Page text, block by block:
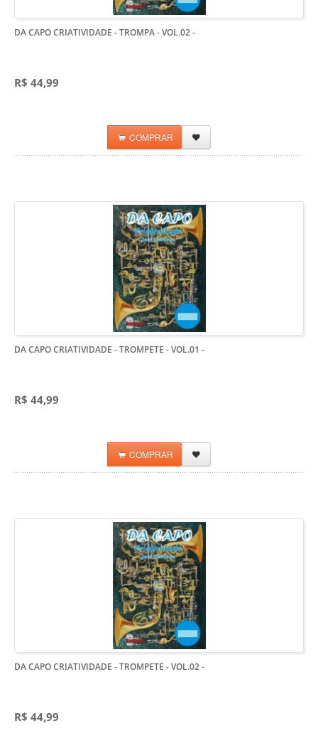
DA CAPO CRIATIVIDADE - TROMPA - VOL.02-
R$ 44,99
COMPRAR
DA CAPO CRIATIVIDADE - TROMPETE - VOL.01 -
R$ 44,99
COMPRAR
DA CAPO CRIATIVIDADE - TROMPETE - VOL.02-
R$ 44,99